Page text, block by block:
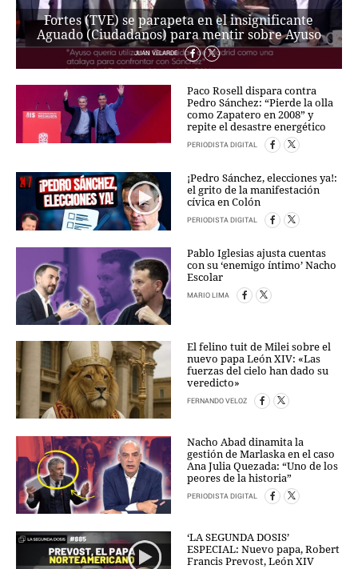
Fortes (TVE) se parapeta en el insignificante
Aguado (Ciudadanos) para mentir sobre Ayuso
JUAN VELARDE
Paco Rosell dispara contra
Pedro Sánchez: “Pierde la olla
como Zapatero en 2008” y
repite el desastre energético
PERIODISTA DIGITAL
¡Pedro Sánchez, elecciones ya!:
el grito de la manifestación
cívica en Colón
PERIODISTA DIGITAL
Pablo Iglesias ajusta cuentas
con su ‘enemigo íntimo’ Nacho
Escolar
MARIO LIMA
El felino tuit de Milei sobre el
nuevo papa León XIV: «Las
fuerzas del cielo han dado su
veredicto»
FERNANDO VELOZ
Nacho Abad dinamita la
gestión de Marlaska en el caso
Ana Julia Quezada: “Uno de los
peores de la historia”
PERIODISTA DIGITAL
‘LA SEGUNDA DOSIS’
ESPECIAL: Nuevo papa, Robert
Francis Prevost, León XIV